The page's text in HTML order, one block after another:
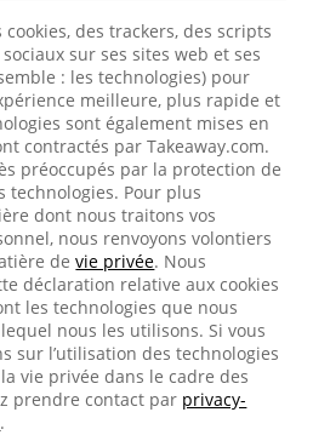
des trackers, des scripts
sur ses sites web et ses
: les technologies) pour
meilleure, plus rapide et
sont également mises en
contractés par Takeaway.com.
préoccupés par la protection de
technologies. Pour plus
dont nous traitons vos
nous renvoyons volontiers
devie privée. Nous
déclaration relative aux cookies
les technologies que nous
nous les utilisons. Si vous
sur l’utilisation des technologies
vie privée dans le cadre des
prendre contact par privacy-
.